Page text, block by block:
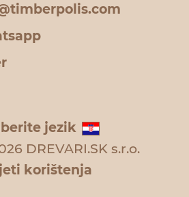
jezik
DREVARI.SK s.r.o.
korištenja